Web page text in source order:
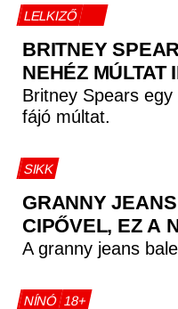
LELKIZŐ
BRITNEY
NEHÉZ MÚLTAT
Britney Spears
fájó múltat.
SIKK
GRANNY
CIPŐVEL, EZ A
A granny jeans
NÍNÓ 18+